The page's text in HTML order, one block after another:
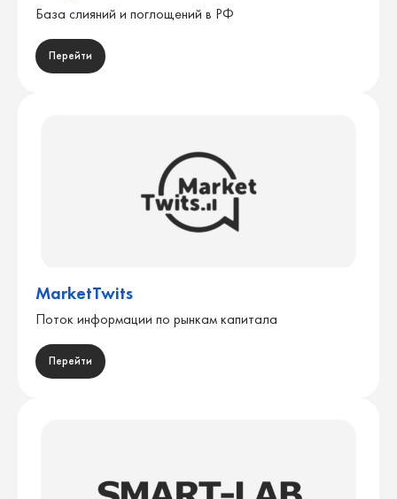
База слияний и поглощений в РФ
Перейти
MarketTwits
Поток информации по рынкам капитала
Перейти